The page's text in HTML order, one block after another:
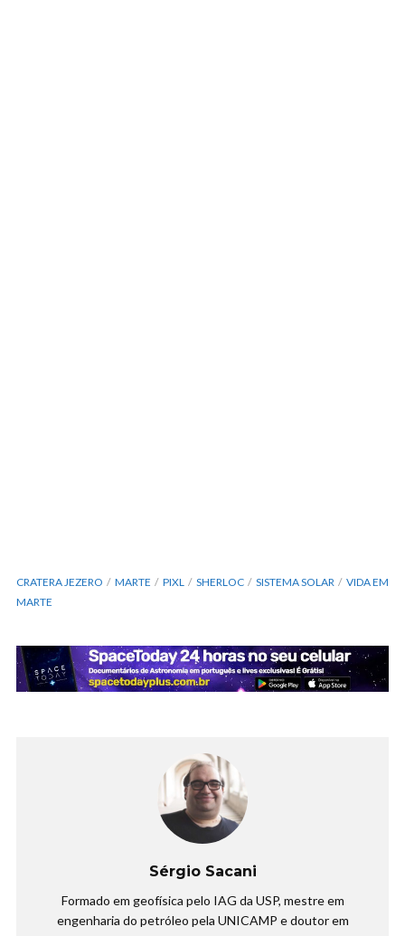
CRATERA JEZERO MARTE PIXL SHERLOC SISTEMA SOLAR
VIDA EM
MARTE
Sérgio Sacani
Formado em geofísica pelo IAG da USP, mestre em
engenharia do petróleo pela UNICAMP e doutor em